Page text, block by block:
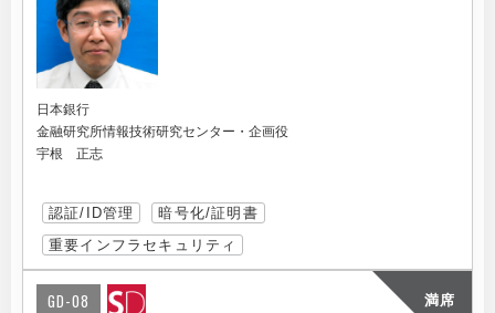
日本銀行
金融研究所情報技術研究センター・企画役
宇根 正志
認証/ID管理
暗号化/証明書
重要インフラセキュリティ
満席
GD-08